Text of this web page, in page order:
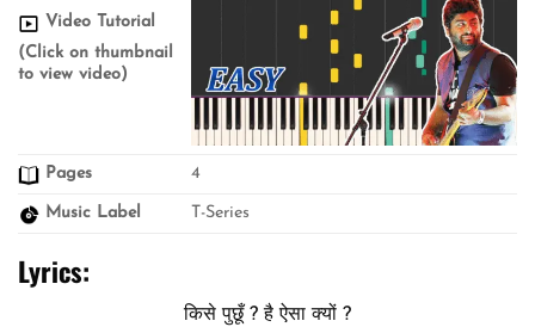
Video Tutorial
(Click on thumbnail
to view video)
Pages 4
Music Label T-Series
Lyrics:
किसे पुछूँ ? है ऐसा क्यों ?